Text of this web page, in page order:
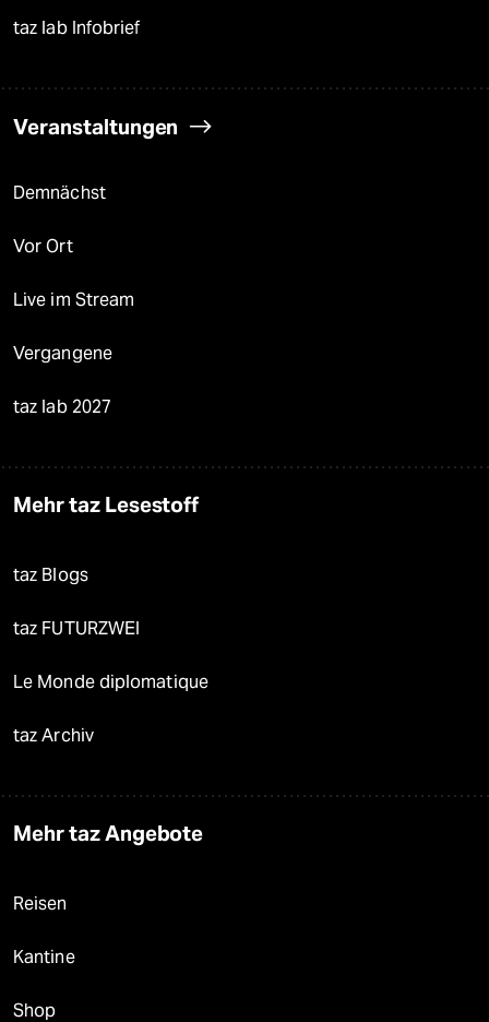
taz lab Infobrief
Veranstaltungen
Demnächst
Vor Ort
Live im Stream
Vergangene
taz lab 2027
Mehr taz Lesestoff
taz Blogs
taz FUTURZWEI
Le Monde diplomatique
taz Archiv
Mehr taz Angebote
Reisen
Kantine
Shop